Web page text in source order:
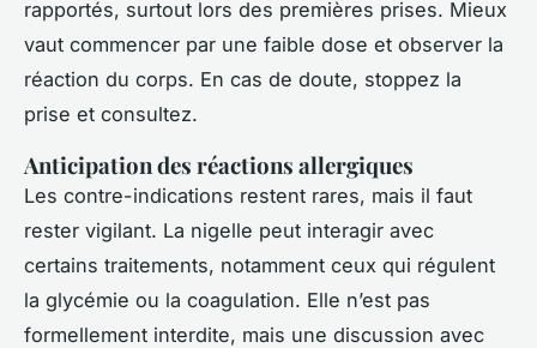
rapportés, surtout lors des premières prises. Mieux
vaut commencer par une faible dose et observer la
réaction du corps. En cas de doute, stoppez la
prise et consultez.
Anticipation des réactions allergiques
Les contre-indications restent rares, mais il faut
rester vigilant. La nigelle peut interagir avec
certains traitements, notamment ceux qui régulent
la glycémie ou la coagulation. Elle n’est pas
formellement interdite, mais une discussion avec